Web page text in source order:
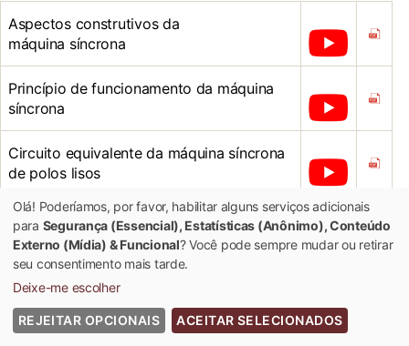
Aspectos construtivos da
máquina síncrona
Princípio de funcionamento da máquina
síncrona
Circuito equivalente da máquina síncrona
de polos lisos
Diagrama fasorial da máquina síncrona de
polos lisos
Ensaios de determinação dos parâmetros
Olá! Poderíamos, por favor, habilitar alguns serviços adicionais
para Segurança (Essencial), Estatísticas (Anônimo), Conteúdo
Externo (Mídia) & Funcional? Você pode sempre mudar ou retirar
seu consentimento mais tarde.
Deixe-me escolher
REJEITAR OPCIONAIS ACEITAR SELECIONADOS